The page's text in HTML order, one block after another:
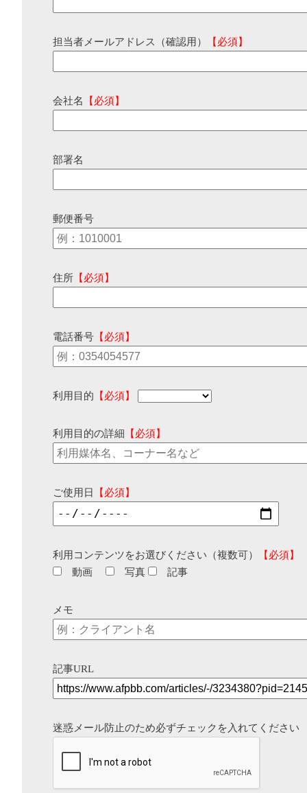
担当者メールアドレス（確認用） 【必須】
会社名 【必須】
部署名
郵便番号
住所 【必須】
電話番号 【必須】
利用目的 【必須】
利用目的の詳細 【必須】
ご使用日 【必須】
利用コンテンツをお選びください（複数可）
【必須】
動画
写真 記事
メモ
記事URL
迷惑メール防止のため必ずチェックを入れてください